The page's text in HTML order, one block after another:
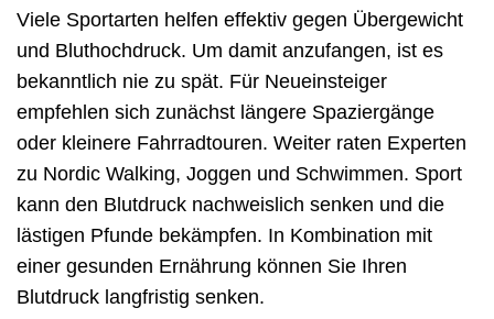
Viele Sportarten helfen effektiv gegen Übergewicht
und Bluthochdruck. Um damit anzufangen, ist es
bekanntlich nie zu spät. Für Neueinsteiger
empfehlen sich zunächst längere Spaziergänge
oder kleinere Fahrradtouren. Weiter raten Experten
zu Nordic Walking, Joggen und Schwimmen. Sport
kann den Blutdruck nachweislich senken und die
lästigen Pfunde bekämpfen. In Kombination mit
einer gesunden Ernährung können Sie Ihren
Blutdruck langfristig senken.